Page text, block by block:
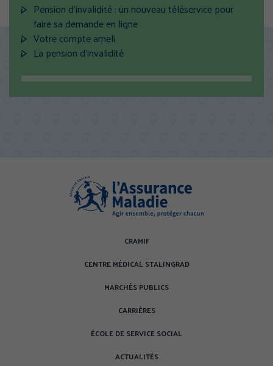
Politique de confidentialité
Pension d’invalidité : un nouveau téléservice pour
faire sa demande en ligne
Votre compte ameli
La pension d’invalidité
CRAMIF
CENTRE MÉDICAL STALINGRAD
MARCHÉS PUBLICS
CARRIÈRES
ÉCOLE DE SERVICE SOCIAL
ACTUALITÉS